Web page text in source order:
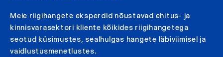
Meie riigihangete eksperdid nõustavad ehitus- ja
kinnisvarasektori kliente kõikides riigihangetega
seotud küsimustes, sealhulgas hangete läbiviimisel ja
vaidlustusmenetlustes.